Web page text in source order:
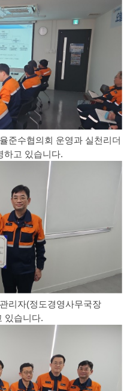
준수협의회 운영과 실천리더
하고 있습니다.
리자(정도경영사무국장
있습니다.